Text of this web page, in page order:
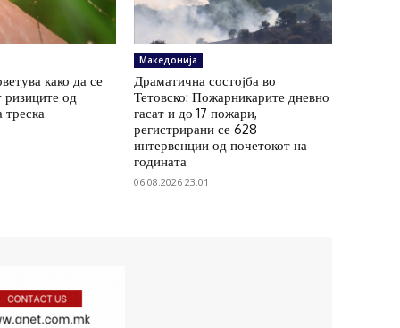
како да се
од
треска
Македонија
Драматична состојба во
Тетовско: Пожарникарите дневно
гасат и до 17 пожари,
регистрирани се 628
интервенции од почетокот на
годината
06.08.2026 23:01